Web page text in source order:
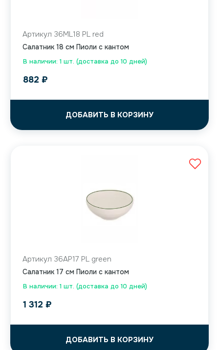
В наличии: 1 шт. (доставка до 10 дней)
Артикул 36ML18 PL red
Салатник 18 см Пиоли с кантом
882 ₽
ДОБАВИТЬ В КОРЗИНУ
В наличии: 1 шт. (доставка до 10 дней)
Артикул 36AP17 PL green
Салатник 17 см Пиоли с кантом
1 312 ₽
ДОБАВИТЬ В КОРЗИНУ